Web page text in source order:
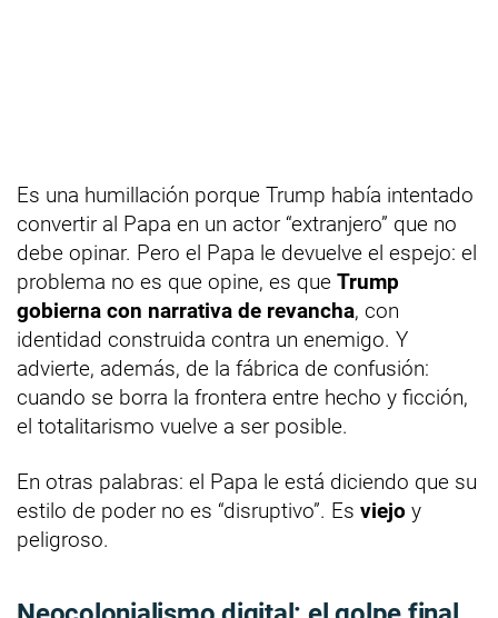
Es una humillación porque Trump había intentado
convertir al Papa en un actor “extranjero” que no
debe opinar. Pero el Papa le devuelve el espejo: el
problema no es que opine, es que Trump
gobierna con narrativa de revancha, con
identidad construida contra un enemigo. Y
advierte, además, de la fábrica de confusión:
cuando se borra la frontera entre hecho y ficción,
el totalitarismo vuelve a ser posible.
En otras palabras: el Papa le está diciendo que su
estilo de poder no es “disruptivo”. Es viejo y
peligroso.